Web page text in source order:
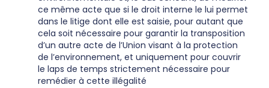
ce même acte que si le droit interne le lui permet
dans le litige dont elle est saisie, pour autant que
cela soit nécessaire pour garantir la transposition
d’un autre acte de l’Union visant à la protection
de l’environnement, et uniquement pour couvrir
le laps de temps strictement nécessaire pour
remédier à cette illégalité